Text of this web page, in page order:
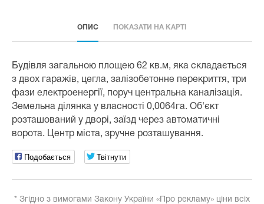
ОПИС ПОКАЗАТИ НА КАРТІ
Будівля загальною площею 62 кв.м, яка складається
з двох гаражів, цегла, залізобетонне перекриття, три
фази електроенергії, поруч центральна каналізація.
Земельна ділянка у власності 0,0064га. Об'єкт
розташований у дворі, заїзд через автоматичні
ворота. Центр міста, зручне розташування.
Подобається Твітнути
* Згідно з вимогами Закону України «Про рекламу» ціни всіх